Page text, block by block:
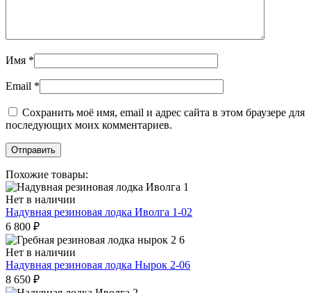
Имя *
Email *
Сохранить моё имя, email и адрес сайта в этом браузере для
последующих моих комментариев.
Похожие товары:
Нет в наличии
Надувная резиновая лодка Иволга 1-02
6 800 ₽
Нет в наличии
Надувная резиновая лодка Нырок 2-06
8 650 ₽